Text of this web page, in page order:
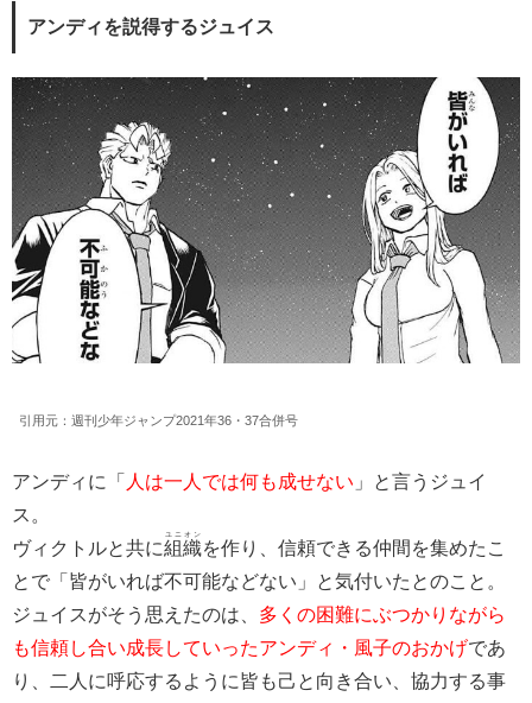
アンディを説得するジュイス
引用元：週刊少年ジャンプ2021年36・37合併号
アンディに「 人は一人では何も成せない 」と言うジュイ
ス。
ヴィクトルと共に組織
ユニオン
を作り、信頼できる仲間を集めたこ
とで「皆がいれば不可能などない」と気付いたとのこと。
ジュイスがそう思えたのは、 多くの困難にぶつかりながら
も信頼し合い成長していったアンディ・風子のおかげであ
り、二人に呼応するように皆も己と向き合い、協力する事